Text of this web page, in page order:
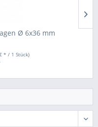
Ø 6x36 mm
* / 1 Stück)